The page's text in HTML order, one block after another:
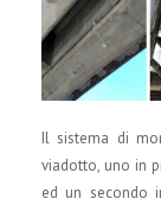
Il sistema di
viadotto, uno in
ed un secondo